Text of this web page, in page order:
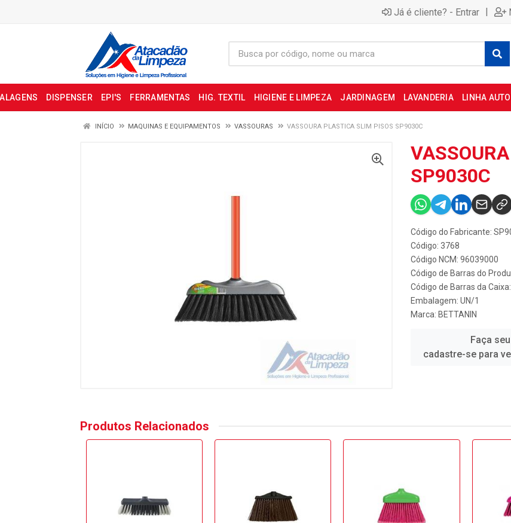
Já é cliente? - Entrar |
DISPENSER EPI'S FERRAMENTAS HIG. TEXTIL HIGIENE E LIMPEZA JARDINAGEM LAVANDERIA LINHA
INÍCIO MAQUINAS E EQUIPAMENTOS VASSOURAS VASSOURA PLASTICA SLIM PISOS SP9030C
SP9030C
Código do Fabricante:
Código: 3768
Código NCM: 96039000
Código de Barras do
Código de Barras da
Embalagem: UN/1
Marca: BETTANIN
Faça
cadastre-se para
Produtos Relacionados